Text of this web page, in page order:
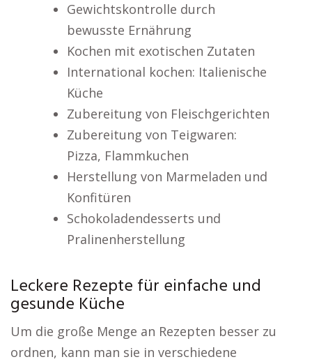
Gewichtskontrolle durch
bewusste Ernährung
Kochen mit exotischen Zutaten
International kochen: Italienische
Küche
Zubereitung von Fleischgerichten
Zubereitung von Teigwaren:
Pizza, Flammkuchen
Herstellung von Marmeladen und
Konfitüren
Schokoladendesserts und
Pralinenherstellung
Leckere Rezepte für einfache und
gesunde Küche
Um die große Menge an Rezepten besser zu
ordnen, kann man sie in verschiedene